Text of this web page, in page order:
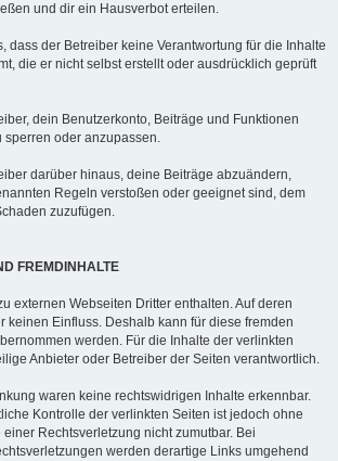
und dir ein Hausverbot erteilen.
dass der Betreiber keine Verantwortung für die Inhalte
die er nicht selbst erstellt oder ausdrücklich geprüft
dein Benutzerkonto, Beiträge und Funktionen
sperren oder anzupassen.
darüber hinaus, deine Beiträge abzuändern,
Regeln verstoßen oder geeignet sind, dem
zuzufügen.
FREMDINHALTE
externen Webseiten Dritter enthalten. Auf deren
keinen Einfluss. Deshalb kann für diese fremden
werden. Für die Inhalte der verlinkten
Anbieter oder Betreiber der Seiten verantwortlich.
waren keine rechtswidrigen Inhalte erkennbar.
Kontrolle der verlinkten Seiten ist jedoch ohne
einer Rechtsverletzung nicht zumutbar. Bei
werden derartige Links umgehend